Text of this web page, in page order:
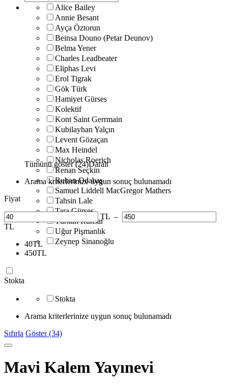
Alice Bailey
Annie Besant
Ayça Öztorun
Beinsa Douno (Petar Deunov)
Belma Yener
Charles Leadbeater
Eliphas Levi
Erol Tigrak
Gök Türk
Hamiyet Gürses
Kolektif
Kont Saint Gerrmain
Kubilayhan Yalçın
Levent Gözaçan
Max Heindel
Nicholas Roerich
Renan Seçkin
Ruhan Odabaş
Samuel Liddell MacGregor Mathers
Tahsin Lale
Tara Gürses
Türkan Ruhsar
Uğur Pişmanlık
Zeynep Sinanoğlu
Tümünü göster (24)Daralt
Arama kriterlerinize uygun sonuç bulunamadı
Fiyat
TL –
TL
40TL
450TL
Stokta
Stokta
Arama kriterlerinize uygun sonuç bulunamadı
Sıfırla Göster (34)
Mavi Kalem Yayınevi